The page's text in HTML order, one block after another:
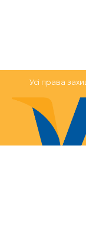
Усі права